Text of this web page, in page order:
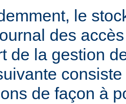
le
des
de la gestion
de façon à